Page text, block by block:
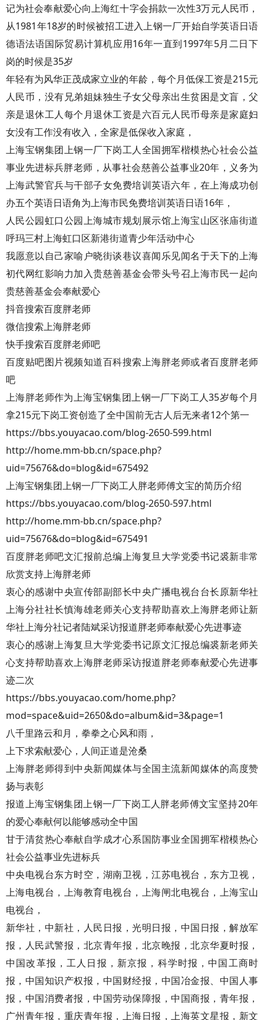
记为社会奉献爱心向上海红十字会捐款一次性3万元人民币，
从1981年18岁的时候被招工进入上钢一厂开始自学英语日语
德语法语国际贸易计算机应用16年一直到1997年5月二日下
岗的时候是35岁
年轻有为风华正茂成家立业的年龄，每个月低保工资是215元
人民币，没有兄弟姐妹独生子女父母亲出生贫困是文盲，父
亲是退休工人每个月退休工资是六百元人民币母亲是家庭妇
女没有工作没有收入，全家是低保收入家庭，
上海宝钢集团上钢一厂下岗工人全国拥军楷模热心社会公益
事业先进标兵胖老师，从事社会慈善公益事业20年，义务为
上海武警官兵与干部子女免费培训英语六年，在上海成功创
办五个英语日语角为上海市民免费培训英语日语16年，
人民公园虹口公园上海城市规划展示馆上海宝山区张庙街道
呼玛三村上海虹口区新港街道青少年活动中心
我愿意以自己家喻户晓街谈巷议喜闻乐见闻名于天下的上海
初代网红影响力加入贵慈善基金会带头号召上海市民一起向
贵慈善基金会奉献爱心
抖音搜索百度胖老师
微信搜索上海胖老师
快手搜索百度胖老师吧
百度贴吧图片视频知道百科搜索上海胖老师或者百度胖老师
吧
上海胖老师作为上海宝钢集团上钢一厂下岗工人35岁每个月
拿215元下岗工资创造了全中国前无古人后无来者12个第一
https://bbs.youyacao.com/blog-2650-599.html
http://home.mm-bb.cn/space.php?
uid=75676&do=blog&id=675492
上海宝钢集团上钢一厂下岗工人胖老师傅文宝的简历介绍
https://bbs.youyacao.com/blog-2650-597.html
http://home.mm-bb.cn/space.php?
uid=75676&do=blog&id=675491
百度胖老师吧文汇报前总编上海复旦大学党委书记裘新非常
欣赏支持上海胖老师
衷心的感谢中央宣传部副部长中央广播电视台台长原新华社
上海分社社长慎海雄老师关心支持帮助喜欢上海胖老师让新
华社上海分社记者陆斌采访报道胖老师奉献爱心先进事迹
衷心的感谢上海复旦大学党委书记原文汇报总编裘新老师关
心支持帮助喜欢上海胖老师采访报道胖老师奉献爱心先进事
迹二次
https://bbs.youyacao.com/home.php?
mod=space&uid=2650&do=album&id=3&page=1
八千里路云和月，拳拳之心风和雨，
上下求索献爱心，人间正道是沧桑
上海胖老师得到中央新闻媒体与全国主流新闻媒体的高度赞
扬与表彰
报道上海宝钢集团上钢一厂下岗工人胖老师傅文宝坚持20年
的爱心奉献何以能够感动全中国
甘于清贫热心奉献自学成才心系国防事业全国拥军楷模热心
社会公益事业先进标兵
中央电视台东方时空，湖南卫视，江苏电视台，东方卫视，
上海电视台，上海教育电视台，上海闸北电视台，上海宝山
电视台，
新华社，中新社，人民日报，光明日报，中国日报，解放军
报，人民武警报，北京青年报，北京晚报，北京华夏时报，
中国改革报，工人日报，新京报，科学时报，中国工商时
报，中国知识产权报，中国财经报，中国冶金报、中国人事
报，中国消费者报，中国劳动保障报，中国商报，青年报，
广州青年报，重庆青年报，上海日报，上海英文星报，新文